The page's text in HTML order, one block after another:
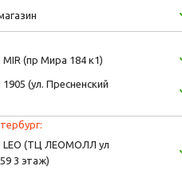
MIR (пр Мира 184 к1)
(ул. Пресненский
LEO (ТЦ ЛЕОМОЛЛ ул
3 этаж)